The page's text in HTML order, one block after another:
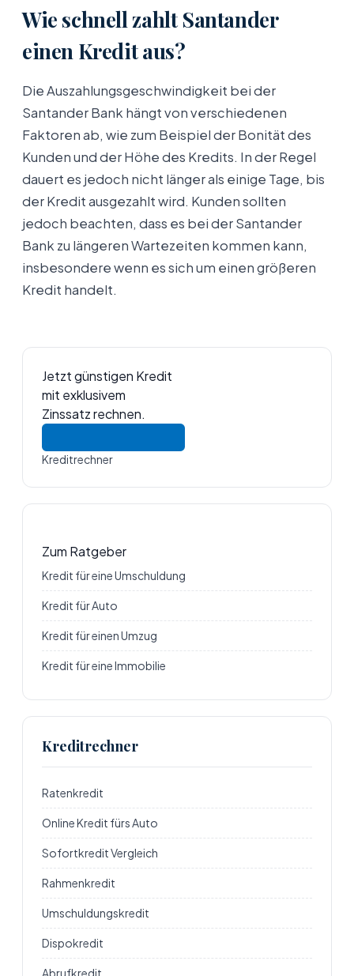
Wie schnell zahlt Santander
einen Kredit aus?
Die Auszahlungsgeschwindigkeit bei der
Santander Bank hängt von verschiedenen
Faktoren ab, wie zum Beispiel der Bonität des
Kunden und der Höhe des Kredits. In der Regel
dauert es jedoch nicht länger als einige Tage, bis
der Kredit ausgezahlt wird. Kunden sollten
jedoch beachten, dass es bei der Santander
Bank zu längeren Wartezeiten kommen kann,
insbesondere wenn es sich um einen größeren
Kredit handelt.
Jetzt günstigen Kredit
mit exklusivem
Zinssatz rechnen.
Kreditrechner
Zum Ratgeber
Kredit für eine Umschuldung
Kredit für Auto
Kredit für einen Umzug
Kredit für eine Immobilie
Kreditrechner
Ratenkredit
Online Kredit fürs Auto
Sofortkredit Vergleich
Rahmenkredit
Umschuldungskredit
Dispokredit
Abrufkredit